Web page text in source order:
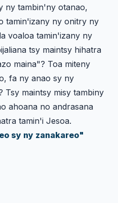
ny tambin'ny otanao,
tamin'izany ny onitry ny
voaloa tamin'izany ny
tsy maintsy hihatra
maina"? Toa miteny
fa ny anao sy ny
Tsy maintsy misy tambiny
ahoana no andrasana
tamin'i Jesoa.
sy ny zanakareo"